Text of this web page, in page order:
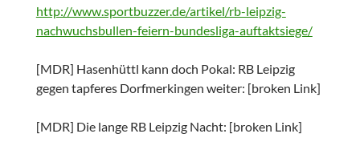
http://www.sportbuzzer.de/artikel/rb-leipzig-
nachwuchsbullen-feiern-bundesliga-auftaktsiege/
[MDR] Hasenhüttl kann doch Pokal: RB Leipzig
gegen tapferes Dorfmerkingen weiter: [broken Link]
[MDR] Die lange RB Leipzig Nacht: [broken Link]